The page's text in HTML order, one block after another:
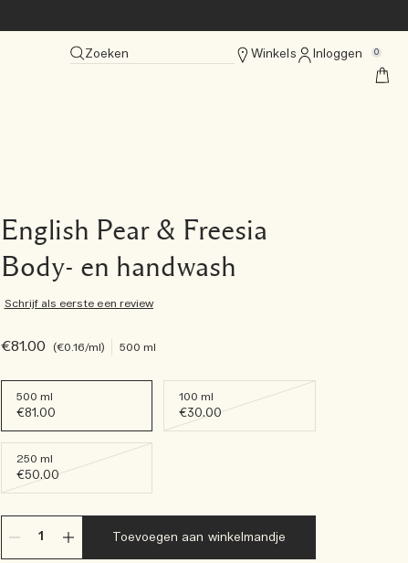
Zoeken Winkels Inloggen 0
English Pear & Freesia
Body- en handwash
Schrijf als eerste een review
€81.00 €0.16/ml 500 ml
500 ml
€81.00
100 ml
€30.00
250 ml
€50.00
Toevoegen aan winkelmandje